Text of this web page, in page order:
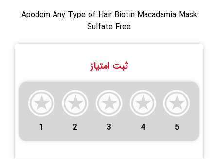
Apodem Any Type of Hair Biotin Macadamia Mask
Sulfate Free
ثبت امتیاز
1 2 3 4 5